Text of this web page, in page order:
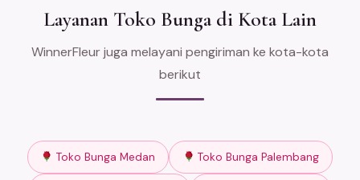
Layanan Toko Bunga di Kota Lain
WinnerFleur juga melayani pengiriman ke kota-kota
berikut
Toko Bunga Medan Toko Bunga Palembang